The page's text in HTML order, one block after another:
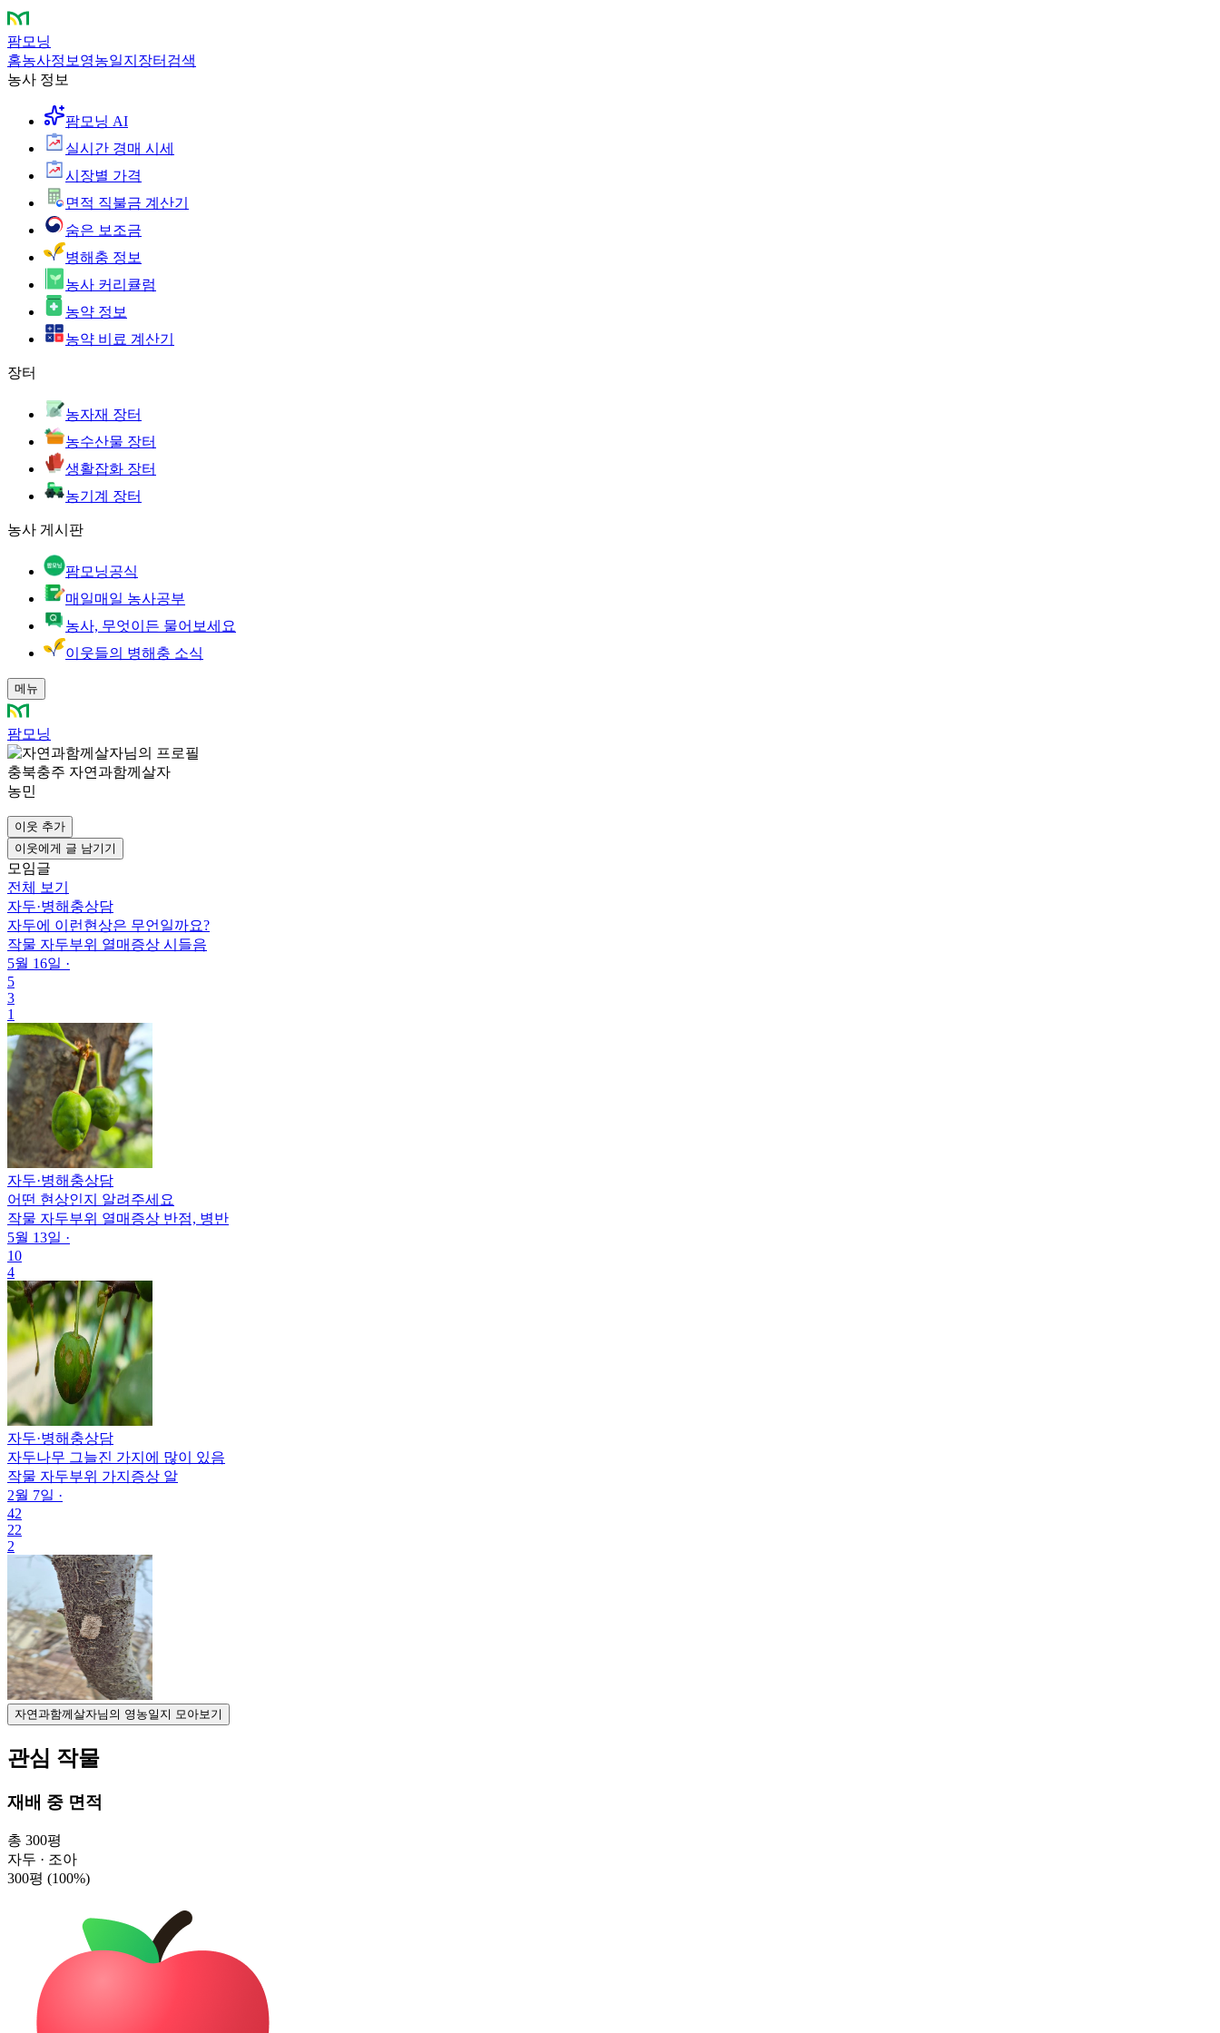
팜모닝
홈농사정보 영농일지 장터 검색
농사 정보
팜모닝 AI
실시간 경매 시세
시장별 가격
면적 직불금 계산기
숨은 보조금
병해충 정보
농사 커리큘럼
농약 정보
농약 비료 계산기
장터
농자재 장터
농수산물 장터
생활잡화 장터
농기계 장터
농사 게시판
팜모닝공식
매일매일 농사공부
농사, 무엇이든 물어보세요
이웃들의 병해충 소식
메뉴
팜모닝
충북충주 자연과함께살자
농민
이웃 추가
이웃에게 글 남기기
모임글
전체 보기
자두·병해충상담
자두에 이런현상은 무언일까요?
작물 자두부위 열매 증상 시들음
5월 16일 ·
5
3
1
자두·병해충상담
어떤 현상인지 알려주세요
작물 자두부위 열매 증상 반점, 병반
5월 13일 ·
10
4
자두·병해충상담
자두나무 그늘진 가지에 많이 있음
작물 자두부위 가지 증상 알
2월 7일 ·
42
22
2
자연과함께살자님의 영농일지 모아보기
관심 작물
재배 중 면적
총 300평
자두 · 조아
300평 (100%)